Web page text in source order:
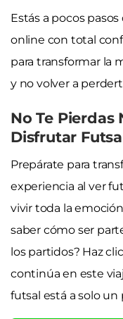
Estás a pocos
online con total
para transformar la
y no volver a
No Te
Disfrutar
Prepárate para
experiencia al ver
vivir toda la
saber cómo ser
los partidos? Haz
continúa en este
futsal está a solo un